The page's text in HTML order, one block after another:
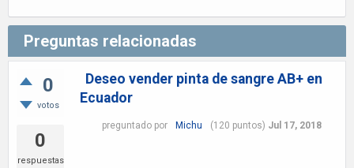
Preguntas relacionadas
0
votos
0
respuestas
Deseo vender pinta de sangre AB+ en
Ecuador
preguntado por Michu (120 puntos) Jul 17, 2018